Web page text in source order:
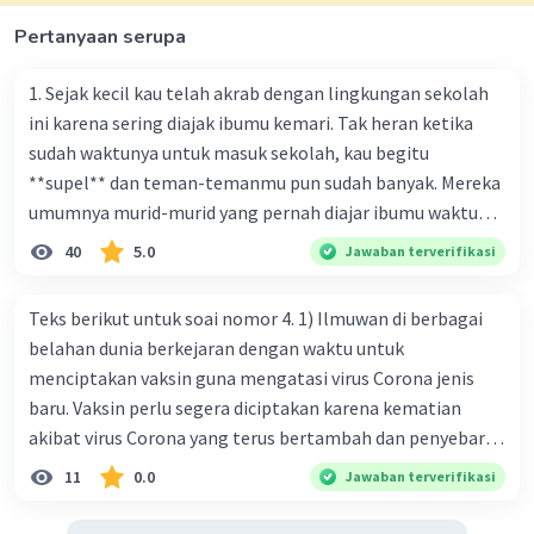
Vincent M Community Level 73
04 Oktober 2023 07:33
Kalimat yang tidak efektif pada teks di atas
adalah: "Disiplin akan menjadikan manusia
tumbuh dan terus berkembang dengan lebih
Kalimat ini kurang efektif karena terlalu umum
dan tidak memberikan informasi konkret atau
contoh yang mendukung pernyataannya.
Pernyataan tersebut dapat menjadi lebih efektif
jika diikuti dengan contoh atau penjelasan lebih
lanjut tentang bagaimana disiplin dapat
Pertanyaan serupa
1. Sejak kecil kau telah akrab dengan lingkungan sekolah
ini karena sering diajak ibumu kemari. Tak heran ketika
sudah waktunya untuk masuk sekolah, kau begitu
**supel** dan teman-temanmu pun sudah banyak. Mereka
umumnya murid-murid yang pernah diajar ibumu waktu
kelas satu. Sedangkan aku? Aku waktu itu baru saja pindah
ke kota kecil ini. Makna kata bercetak tebal dalam kutipan
baik
40 5.0 Jawaban terverifikasi
Teks berikut untuk soai nomor 4. 1) Ilmuwan di berbagai
belahan dunia berkejaran dengan waktu untuk
menciptakan vaksin guna mengatasi virus Corona jenis
baru. Vaksin perlu segera diciptakan karena kematian
akibat virus Corona yang terus bertambah dan penyebaran
virus yang kian meluas. 2) Pada Jum'at (7-2-2020), Komisi
Kesehatan Nasional Cina mencatat jumlah kematian
11 0.0 Jawaban terverifikasi